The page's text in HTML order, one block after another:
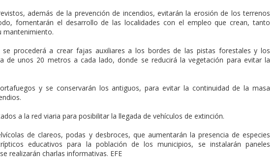
además de la prevención de incendios, evitarán la erosión de los terrenos
fomentarán el desarrollo de las localidades con el empleo que crean, tanto
mantenimiento.
procederá a crear fajas auxiliares a los bordes de las pistas forestales y los
de unos 20 metros a cada lado, donde se reducirá la vegetación para evitar la
y se conservarán los antiguos, para evitar la continuidad de la masa
a la red viaria para posibilitar la llegada de vehículos de extinción.
de clareos, podas y desbroces, que aumentarán la presencia de especies
educativos para la población de los municipios, se instalarán paneles
realizarán charlas informativas. EFE